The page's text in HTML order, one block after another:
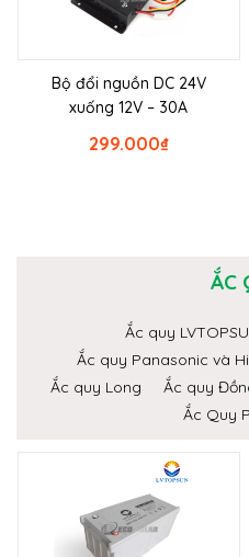
Bộ đổi nguồn DC 24V
xuống 12V – 30A
₫
299.000
ẮC
Ắc quy
Ắc quy Panasonic và
Ắc quy Long
Ắc quy
Ắc Quy